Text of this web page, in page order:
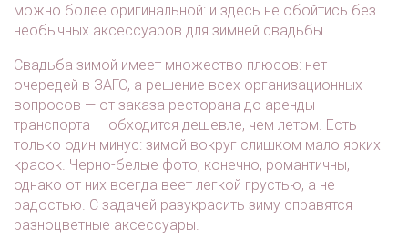
можно более оригинальной: и здесь не обойтись без
необычных аксессуаров для зимней свадьбы.
Свадьба зимой имеет множество плюсов: нет
очередей в ЗАГС, а решение всех организационных
вопросов — от заказа ресторана до аренды
транспорта — обходится дешевле, чем летом. Есть
только один минус: зимой вокруг слишком мало ярких
красок. Черно-белые фото, конечно, романтичны,
однако от них всегда веет легкой грустью, а не
радостью. С задачей разукрасить зиму справятся
разноцветные аксессуары.